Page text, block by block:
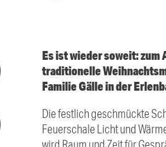
Es ist wieder soweit: zum
traditionelle
Familie Gälle in der
Die festlich geschmückte
Feuerschale Licht und
wird Raum und Zeit für